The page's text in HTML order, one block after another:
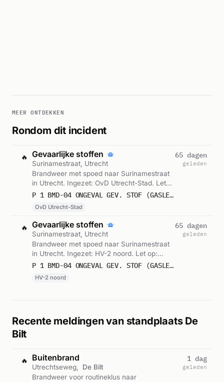
MEER ONTDEKKEN
Rondom dit incident
🔥 Gevaarlijke stoffen
Surinamestraat, Utrecht
Brandweer met spoed naar Surinamestraat
in Utrecht. Ingezet: OvD Utrecht-Stad. Let
op: incident met gevaarlijke stoffen. GemeldP 1 BMD-04 ONGEVAL GEV. STOF (GASLEKKAGE) (BINNEN) SURINAMESTRAAT UTRECHT 098391
OvD Utrecht-Stad
65 dagen
geleden
🔥 Gevaarlijke stoffen
Surinamestraat, Utrecht
Brandweer met spoed naar Surinamestraat
in Utrecht. Ingezet: HV-2 noord. Let op:
incident met gevaarlijke stoffen. Gemeld omP 1 BMD-04 ONGEVAL GEV. STOF (GASLEKKAGE) (BINNEN) SURINAMESTRAAT UTRECHT 092771
HV-2 noord
65 dagen
geleden
Recente meldingen van standplaats De
Bilt
🔥 Buitenbrand
Utrechtseweg,
De Bilt
Brandweer voor routineklus naar
1 dag
geleden